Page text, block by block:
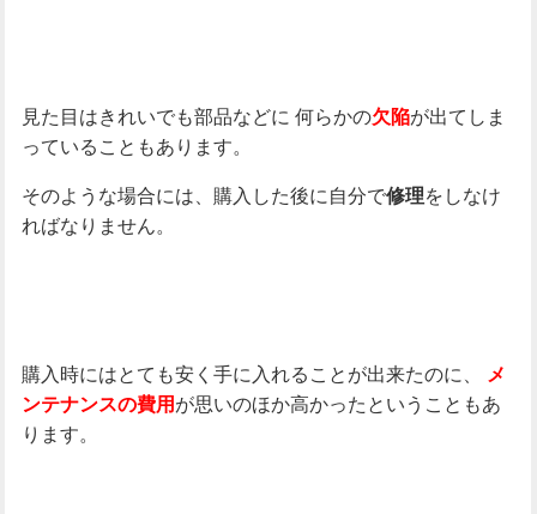
見た目はきれいでも部品などに 何らかの欠陥が出てしま
っていることもあります。
そのような場合には、購入した後に自分で修理をしなけ
ればなりません。
購入時にはとても安く手に入れることが出来たのに、
メ
ンテナンスの費用 が思いのほか高かったということもあ
ります。